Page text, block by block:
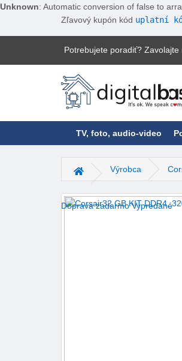
Unknown: Automatic conversion of false to
Zľavový kupón kód uplatní
Potrebujete poradiť? Zavolajte
TV, foto, audio-video
Hlavná stránka
Výrobca
Doprava zadarmo Vypredané